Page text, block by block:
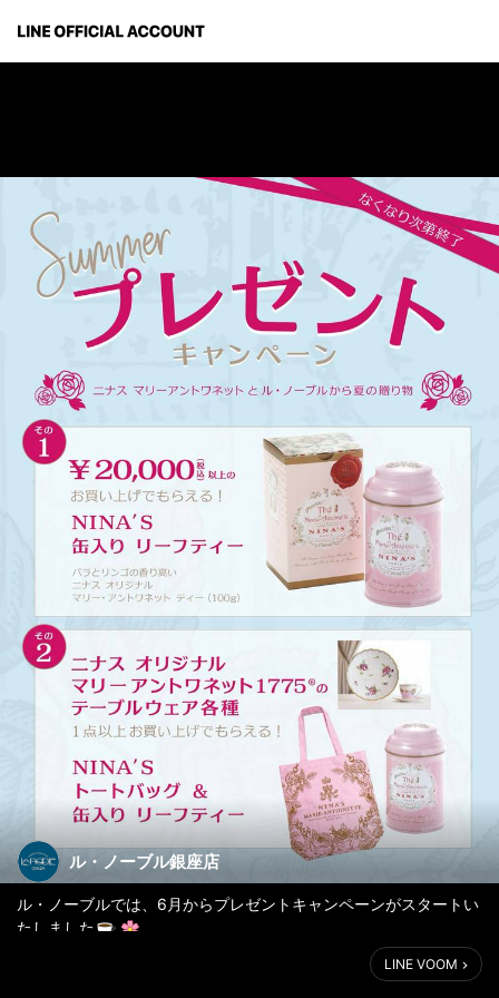
ル・ノーブル銀座店
ル・ノーブルでは、6月からプレゼントキャンペーンがスタートい
たしました
①どのブランドでも合計2万円以上のお買い上げでニナスの紅茶
LINE VOOM